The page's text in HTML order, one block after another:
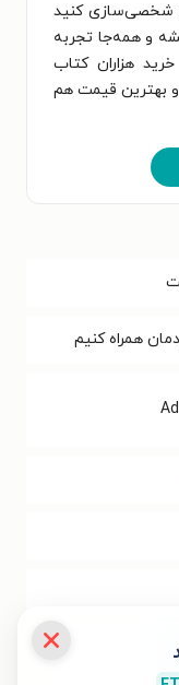
شخصی‌سازی کنید
و همه‌جا تجربه
هزاران کتاب
و بهترین قیمت هم
همراه کنیم